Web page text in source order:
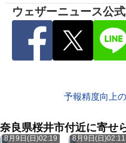
ウェザーニュース公
予報精度向上
奈良県桜井市付近に寄せ
8月9日(日)02:19 8月9日(日)02:11